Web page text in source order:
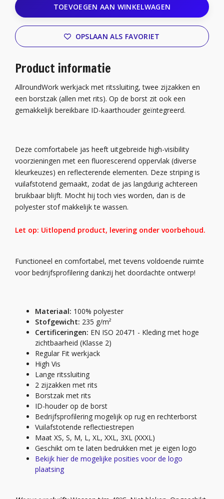
TOEVOEGEN AAN WINKELWAGEN
OPSLAAN ALS FAVORIET
Product informatie
AllroundWork werkjack met ritssluiting, twee zijzakken en
een borstzak (allen met rits). Op de borst zit ook een
gemakkelijk bereikbare ID-kaarthouder geïntegreerd.
Deze comfortabele jas heeft uitgebreide high-visibility
voorzieningen met een fluorescerend oppervlak (diverse
kleurkeuzes) en reflecterende elementen. Deze striping is
vuilafstotend gemaakt, zodat de jas langdurig achtereen
bruikbaar blijft. Mocht hij toch vies worden, dan is de
polyester stof makkelijk te wassen.
Let op: Uitlopend product, levering onder voorbehoud.
Functioneel en comfortabel, met tevens voldoende ruimte
voor bedrijfsprofilering dankzij het doordachte ontwerp!
Materiaal: 100% polyester
Stofgewicht: 235 g/m²
Certificeringen: EN ISO 20471 - Kleding met hoge
zichtbaarheid (Klasse 2)
Regular Fit werkjack
High Vis
Lange ritssluiting
2 zijzakken met rits
Borstzak met rits
ID-houder op de borst
Bedrijfsprofilering mogelijk op rug en rechterborst
Vuilafstotende reflectiestrepen
Maat XS, S, M, L, XL, XXL, 3XL (XXXL)
Geschikt om te laten bedrukken met je eigen logo
Bekijk hier de mogelijke posities voor de logo
plaatsing